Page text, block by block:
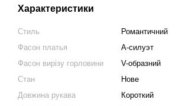
Характеристики
Стиль
Романтичний
Фасон платья
А-силуэт
Фасон вирізу горловини
V-образний
Стан
Нове
Довжина рукава
Короткий